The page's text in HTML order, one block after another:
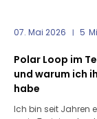
07. Mai 2026 5
Polar Loop im
und warum ich
habe
Ich bin seit Jahren